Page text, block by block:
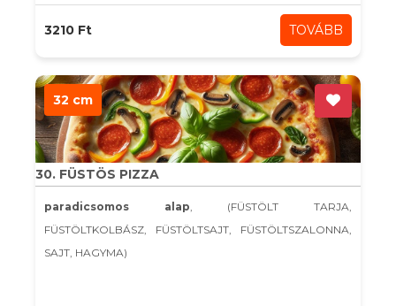
3210 Ft TOVÁBB
32 cm
30. FÜSTÖS PIZZA
paradicsomos alap, (FÜSTÖLT TARJA,
FÜSTÖLTKOLBÁSZ, FÜSTÖLTSAJT, FÜSTÖLTSZALONNA,
SAJT, HAGYMA)